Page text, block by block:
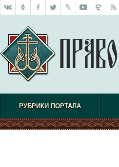
РУБРИКИ ПОРТАЛА